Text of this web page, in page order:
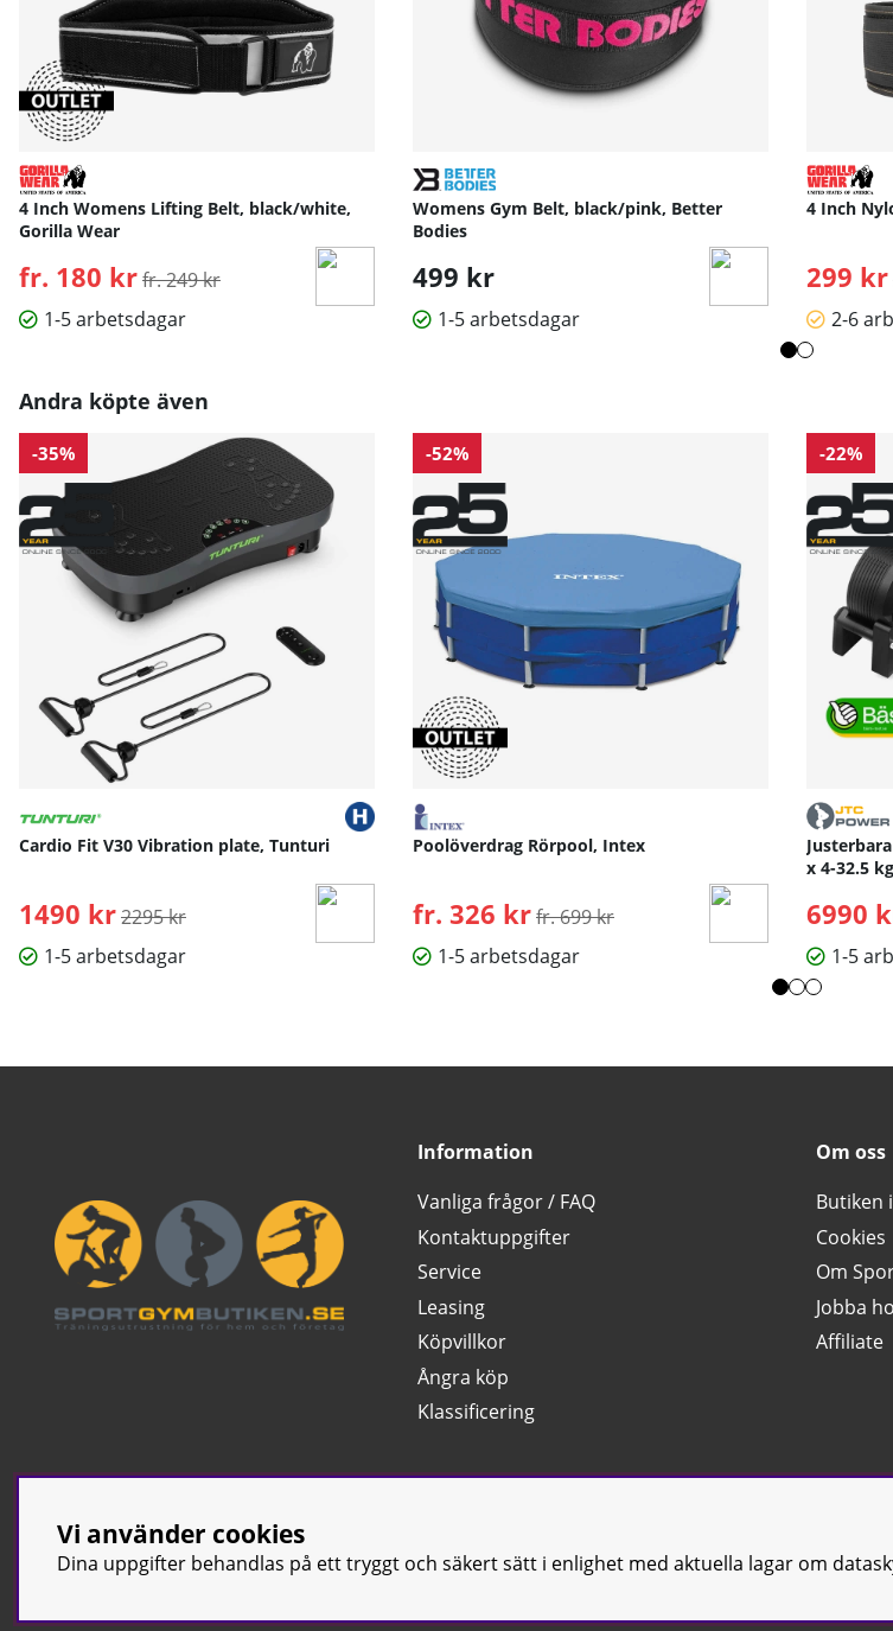
4 Inch Womens Lifting Belt, black/white,
Gorilla Wear
fr. 180 krOrdinarie pris:
fr. 249 kr
1-5 arbetsdagar
Womens Gym Belt, black/pink, Better
Bodies
499 kr
1-5 arbetsdagar
4 Inch
299 kr
2-6
Andra köpte även
-35%
Cardio Fit V30 Vibration plate, Tunturi
1490 kr Ordinarie pris:
2295 kr
1-5 arbetsdagar
-52%
Poolöverdrag Rörpool, Intex
fr. 326 krOrdinarie pris:
fr. 699 kr
1-5 arbetsdagar
-22%
x 4-32.5
6990
1-5
Information
Vanliga frågor / FAQ
Kontaktuppgifter
Service
Leasing
Köpvillkor
Ångra köp
Klassificering
Om oss
Butiken
Cookies
Om
Jobba
Affiliate
© Sport & Gym Butiken JTC AB |Kontakta oss| All rights reserved |
Vi använder cookies
Dina uppgifter behandlas på ett tryggt och säkert sätt i enlighet med aktuella lagar om